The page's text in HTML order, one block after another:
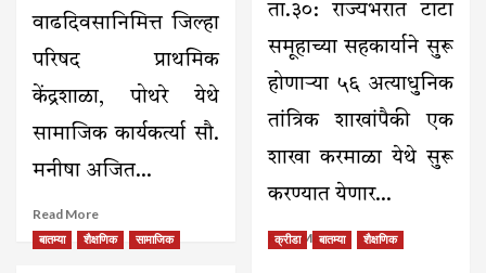
वाढदिवसानिमित्त जिल्हा
परिषद प्राथमिक
केंद्रशाळा, पोथरे येथे
सामाजिक कार्यकर्त्या सौ.
मनीषा अजित...
Read MoreRead
more
about
ता.३०: राज्यभरात टाटा
समूहाच्या सहकार्याने सुरू
होणाऱ्या ५६ अत्याधुनिक
तांत्रिक शाखांपैकी एक
शाखा करमाळा येथे सुरू
करण्यात येणार...
Read MoreRead
बातम्या शैक्षणिक सामाजिक क्रीडा बातम्या शैक्षणिक